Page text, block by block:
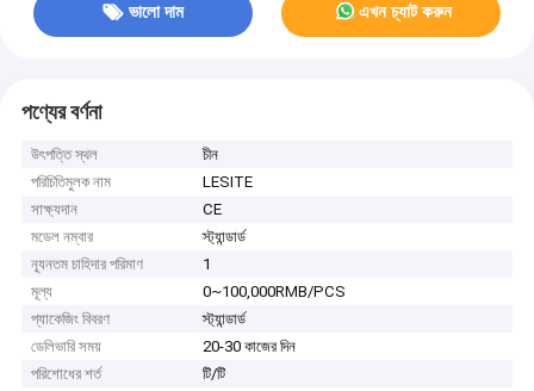
ভালো দাম এখন চ্যাট করুন
পণ্যের বর্ণনা
উৎপত্তি স্থল
চীন
পরিচিতিমুলক নাম
LESITE
সাক্ষ্যদান
CE
মডেল নম্বার
স্ট্যান্ডার্ড
ন্যূনতম চাহিদার পরিমাণ
1
মূল্য
0~100,000RMB/PCS
প্যাকেজিং বিবরণ
স্ট্যান্ডার্ড
ডেলিভারি সময়
20-30 কাজের দিন
পরিশোধের শর্ত
টি/টি